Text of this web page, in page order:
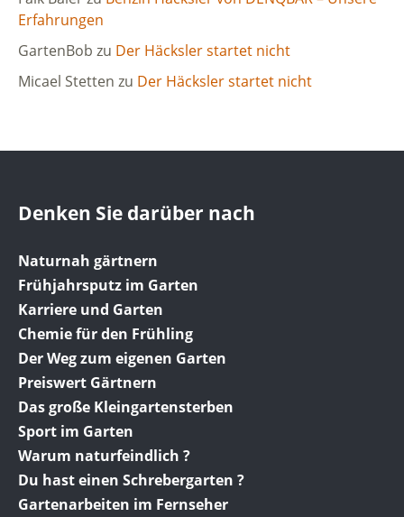
Erfahrungen
GartenBob zu Der Häcksler startet nicht
Micael Stetten zu Der Häcksler startet nicht
Denken Sie darüber nach
Naturnah gärtnern
Frühjahrsputz im Garten
Karriere und Garten
Chemie für den Frühling
Der Weg zum eigenen Garten
Preiswert Gärtnern
Das große Kleingartensterben
Sport im Garten
Warum naturfeindlich ?
Du hast einen Schrebergarten ?
Gartenarbeiten im Fernseher